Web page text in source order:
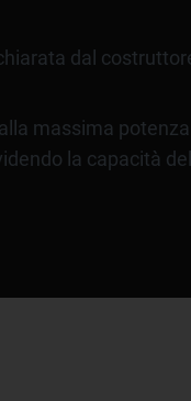
dal
massima
la capacità